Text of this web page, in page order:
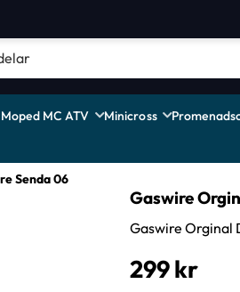
MC ATV Minicross
Senda 06
Gaswire
Gaswire Orginal
299kr